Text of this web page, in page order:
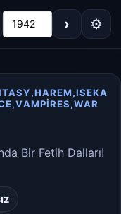
1942 › ⚙
Gri
Bir Fetih Dalları!